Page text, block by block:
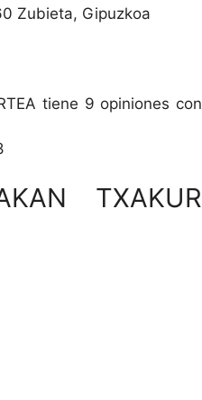
Zubieta, Gipuzkoa
tiene 9 opiniones con
TXAKUR